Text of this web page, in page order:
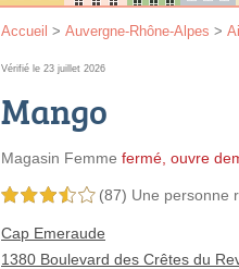
Accueil > Auvergne-Rhône-Alpes >
Vérifié le 23 juillet 2026
Mango
Magasin Femme fermé, ouvre
3,5 étoiles sur 5 (87) Une personne
Cap Emeraude
1380 Boulevard des Crêtes du